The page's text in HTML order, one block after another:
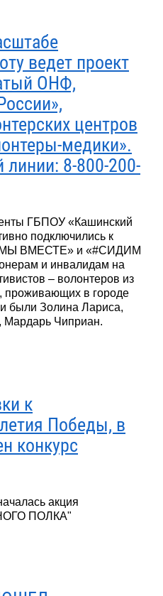
ведет проект
ОНФ,
центров
медики».
линии: 8-800-200-
ГБПОУ «Кашинский
подключились к
ВМЕСТЕ» и «#СИДИМ
и инвалидам на
– волонтеров из
проживающих в городе
были Золина Лариса,
Мардарь Чиприан.
к
Победы, в
конкурс
акция
ПОЛКА"